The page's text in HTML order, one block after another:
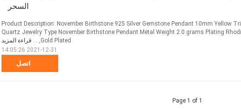
السحر
اتصل
Product Description: November Birthstone 925 Silver Gemstone Pendant 10mm Yellow
Quartz Jewelry Type November Birthstone Pendant Metal Weight 2.0 grams Plating
Gold Plated, ...
قراءة المزيد
2021-12-31 14:05:26
Page 1 of 1